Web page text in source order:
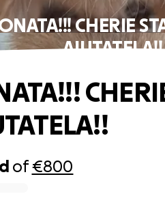
CHERIE
AIUTATELA!!
of€800